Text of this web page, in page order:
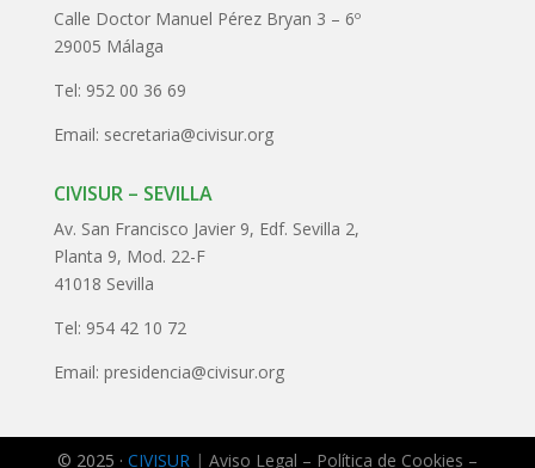
Calle Doctor Manuel Pérez Bryan 3 – 6º
29005 Málaga
Tel: 952 00 36 69
Email: secretaria@civisur.org
CIVISUR – SEVILLA
Av. San Francisco Javier 9, Edf. Sevilla 2,
Planta 9, Mod. 22-F
41018 Sevilla
Tel: 954 42 10 72
Email: presidencia@civisur.org
© 2025 · CIVISUR| Aviso Legal – Política de Cookies –